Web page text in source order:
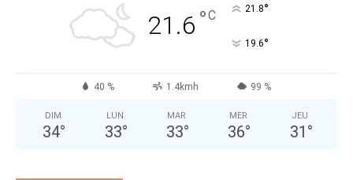
21.6 °C 21.8°
19.6°
40 % 1.4kmh 99 %
DIM
34°
LUN
33°
MAR
33°
MER
36°
JEU
31 °